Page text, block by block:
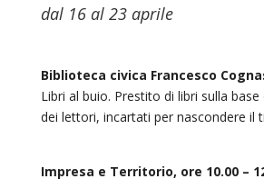
dal 16 al 23 aprile
Biblioteca civica Francesco
Libri al buio. Prestito di libri sulla base
dei lettori, incartati per nascondere il
Impresa e Territorio, ore 10.00 –